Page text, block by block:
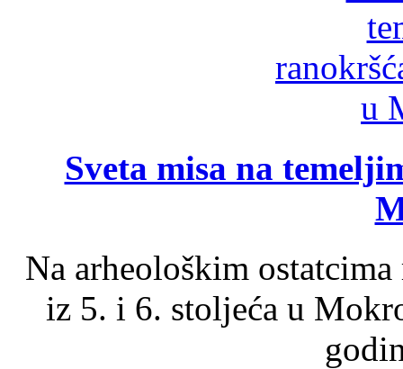
Sveta misa na
Na arheološkim
iz 5. i 6. stoljeća u